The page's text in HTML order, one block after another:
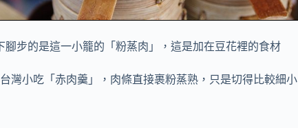
腳步的是這一小籠的「粉蒸肉」，這是加在豆花裡的食材
灣小吃「赤肉羹」，肉條直接裹粉蒸熟，只是切得比較細小